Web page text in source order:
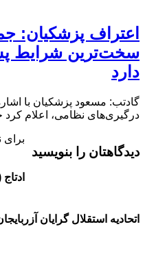
پزشکیان:
مسعود پزشکیان با اشاره به
نظامی، اعلام کرد
را بنویسید
برای
استقلال گرایان آزربایجان